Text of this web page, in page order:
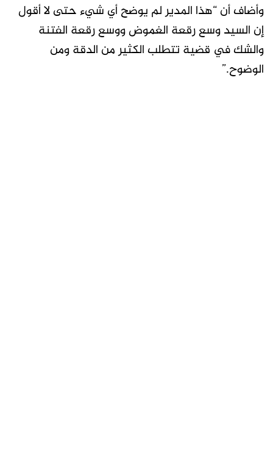
وأضاف أن “هذا المدير لم يوضح أي شيء حتى لا أقول
إن السيد وسع رقعة الغموض ووسع رقعة الفتنة
والشك في قضية تتطلب الكثير من الدقة ومن
الوضوح.”